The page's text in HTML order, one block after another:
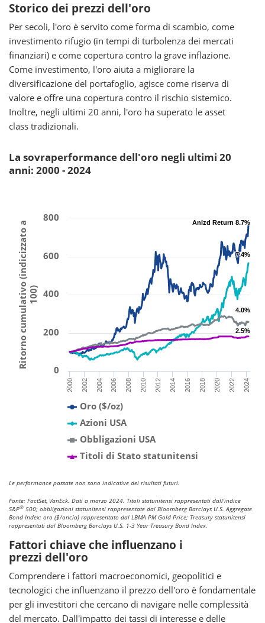
Storico dei prezzi dell'oro
Per secoli, l'oro è servito come forma di scambio, come
investimento rifugio (in tempi di turbolenza dei mercati
finanziari) e come copertura contro la grave inflazione.
Come investimento, l'oro aiuta a migliorare la
diversificazione del portafoglio, agisce come riserva di
valore e offre una copertura contro il rischio sistemico.
Inoltre, negli ultimi 20 anni, l'oro ha superato le asset
class tradizionali.
La sovraperformance dell'oro negli ultimi 20
anni: 2000 - 2024
Ritorno cumulativo (indicizzato a100)
Anlzd Return 8.7%
Anlzd Return 8.7%
7.4%
7.4%
4.0%
4.0%
2.5%
2.5%
Oro ($/oz)
Azioni USA
Obbligazioni USA
Titoli di Stato statunitensi
2000 2002 2004 2006 2008 2010 2012 2014 2016 2018 2020 2022 2024
0
200
400
600
800
Le performance passate non sono indicative dei risultati futuri.
Fonte: FactSet, VanEck. Dati a marzo 2024. Titoli statunitensi rappresentati dall'indice
S&P® 500; obbligazioni statunitensi rappresentate dal Bloomberg Barclays U.S. Aggregate
Bond Index; oro ($/oncia) rappresentato dal LBMA PM Gold Price; Treasury statunitensi
rappresentati dal Bloomberg Barclays U.S. 1-3 Year Treasury Bond Index.
Fattori chiave che influenzano i
prezzi dell'oro
Comprendere i fattori macroeconomici, geopolitici e
tecnologici che influenzano il prezzo dell'oro è fondamentale
per gli investitori che cercano di navigare nelle complessità
del mercato. Dall'impatto dei tassi di interesse e delle